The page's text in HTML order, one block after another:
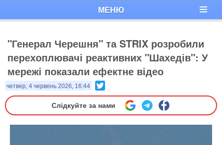
МЕНЮ
"Генерал Черешня" та STRIX розробили
перехоплювачі реактивних "Шахедів": У
мережі показали ефектне відео
четвер, 4 червень 2026, 16:44
Слідкуйте за нами